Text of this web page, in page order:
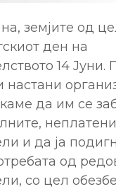
земјите од
ден на
14 Јуни.
настани
да им се
и да ја
од
со цел